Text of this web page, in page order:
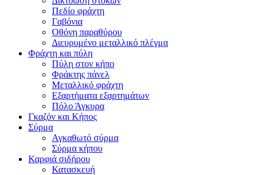
Πεδίο φράχτη
Γαβόνια
Οθόνη παραθύρου
Διευρυμένο μεταλλικό πλέγμα
Φράχτη και πύλη
Πύλη στον κήπο
Φράκτης πάνελ
Μεταλλικό φράχτη
Εξαρτήματα εξαρτημάτων
Πόλο Άγκυρα
Γκαζόν και Κήπος
Σύρμα
Αγκαθωτό σύρμα
Σύρμα κήπου
Καρφιά σιδήρου
Κατασκευή